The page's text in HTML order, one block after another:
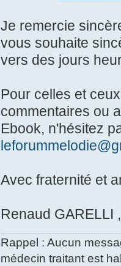
Je remercie
vous souhaite
vers des jours
Pour celles et
commentaires ou
Ebook, n'hésitez
Avec fraternité et
Renaud GARELLI
Rappel : Aucun
médecin traitant est